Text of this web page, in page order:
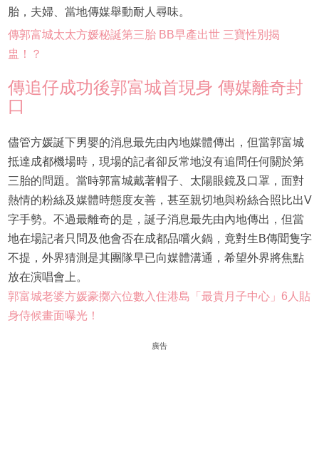
胎，夫婦、當地傳媒舉動耐人尋味。
傳郭富城太太方媛秘誕第三胎 BB早產出世 三寶性別揭
盅！？
傳追仔成功後郭富城首現身 傳媒離奇封
口
儘管方媛誕下男嬰的消息最先由內地媒體傳出，但當郭富城
抵達成都機場時，現場的記者卻反常地沒有追問任何關於第
三胎的問題。當時郭富城戴著帽子、太陽眼鏡及口罩，面對
熱情的粉絲及媒體時態度友善，甚至親切地與粉絲合照比出V
字手勢。不過最離奇的是，誕子消息最先由內地傳出，但當
地在場記者只問及他會否在成都品嚐火鍋，竟對生B傳聞隻字
不提，外界猜測是其團隊早已向媒體溝通，希望外界將焦點
放在演唱會上。
郭富城老婆方媛豪擲六位數入住港島「最貴月子中心」6人貼
身侍候畫面曝光！
廣告